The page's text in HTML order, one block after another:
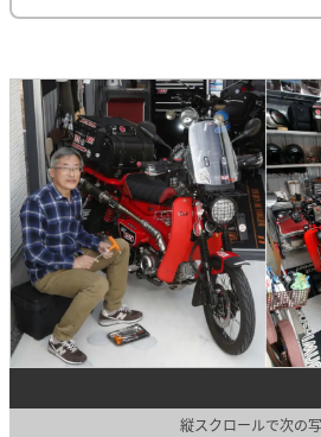
縦スクロールで次の